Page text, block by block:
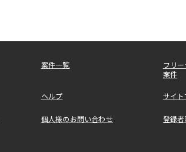
案件一覧
フリ
案件
ヘルプ サイ
個人様のお問い合わせ 登録者